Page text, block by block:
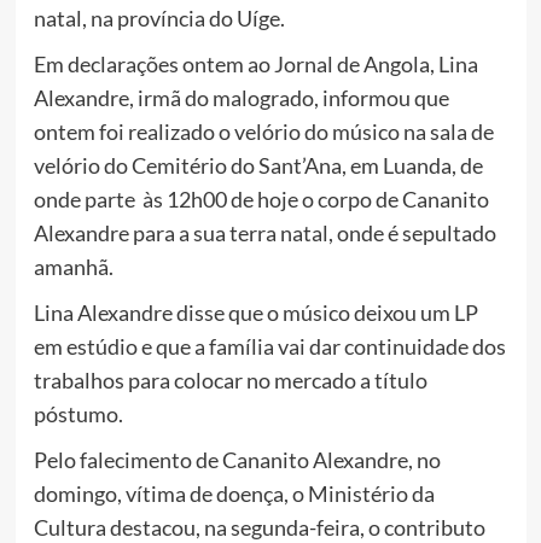
natal, na província do Uíge.
Em declarações ontem ao Jornal de Angola, Lina
Alexandre, irmã do malogrado, informou que
ontem foi realizado o velório do músico na sala de
velório do Cemitério do Sant’Ana, em Luanda, de
onde parte às 12h00 de hoje o corpo de Cananito
Alexandre para a sua terra natal, onde é sepultado
amanhã.
Lina Alexandre disse que o músico deixou um LP
em estúdio e que a família vai dar continuidade dos
trabalhos para colocar no mercado a título
póstumo.
Pelo falecimento de Cananito Alexandre, no
domingo, vítima de doença, o Ministério da
Cultura destacou, na segunda-feira, o contributo